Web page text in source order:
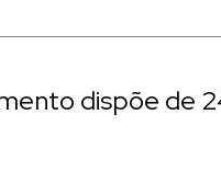
dispõe de